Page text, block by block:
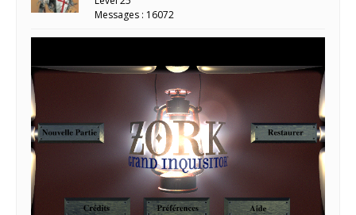
Messages : 16072